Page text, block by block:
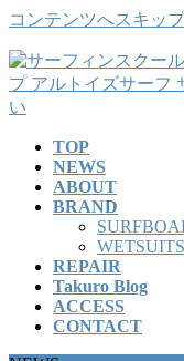
コンテンツへスキップ
TOP
NEWS
ABOUT
BRAND
WETSUITS
REPAIR
Takuro Blog
ACCESS
CONTACT